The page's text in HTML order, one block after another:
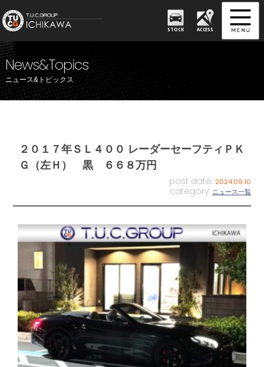
STOCK ACCESS
News&Topics
ニュース&トピックス
２０１７年ＳＬ４００ レーダーセーフティＰＫ
Ｇ（左Ｈ） 黒 ６６８万円
post date: 2024.09.10
category: ニュース一覧